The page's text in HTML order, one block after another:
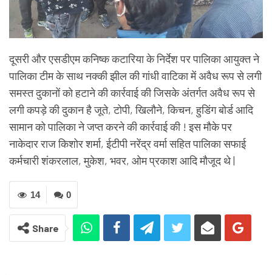
दूसरी और एसडीएम कनिष्क कटारिया के निर्देश पर पालिका आयुक्त ने
पालिका टीम के साथ नक्की झील की गांधी वाटिका में अवैध रूप से लगी
समस्त दुकानों को हटाने की कार्रवाई की जिसके अंतर्गत अवैध रूप से
लगी कपड़े की दुकान है जूते, टोपी, खिलौने, किचन, हुडिंग बोर्ड आदि
सामान को पालिका ने जप्त करने की कार्रवाई की ! इस मौके पर
नाकेदार राज किशोर शर्मा, ईटीपी नरेंद्र वर्मा सहित पालिका सफाई
कर्मचारी शंकरलाल, मुकेश, भवर, ओम प्रकाश आदि मौजूद थे |
0
14
Share